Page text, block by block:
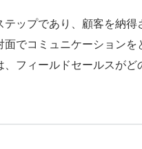
ップであり、顧客を納
でコミュニケーション
フィールドセールスが